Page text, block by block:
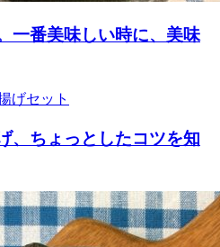
一番美味しい時に、美味
、ちょっとしたコツを知